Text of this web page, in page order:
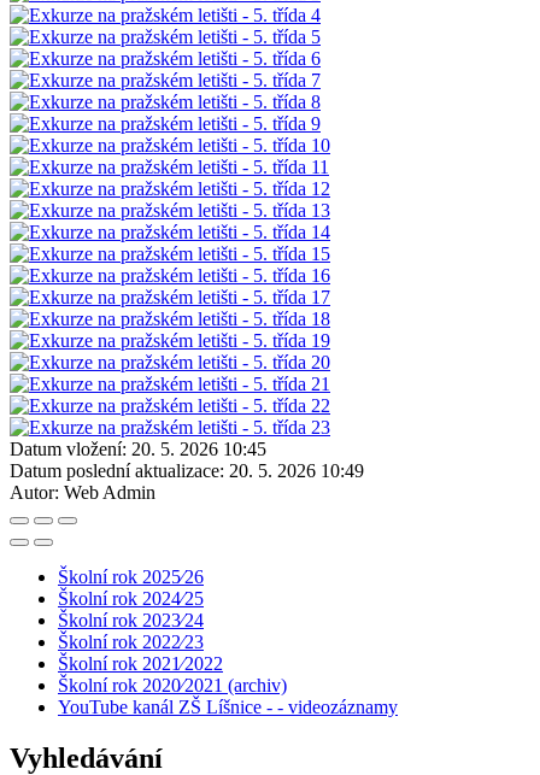
Datum vložení: 20. 5. 2026 10:45
Datum poslední aktualizace: 20. 5. 2026 10:49
Autor: Web Admin
Školní rok 2025⁄26
Školní rok 2024⁄25
Školní rok 2023⁄24
Školní rok 2022⁄23
Školní rok 2021⁄2022
Školní rok 2020⁄2021 (archiv)
YouTube kanál ZŠ Líšnice - - videozáznamy
Vyhledávání